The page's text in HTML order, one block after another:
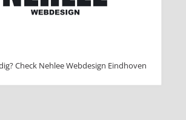
Check Nehlee Webdesign Eindhoven